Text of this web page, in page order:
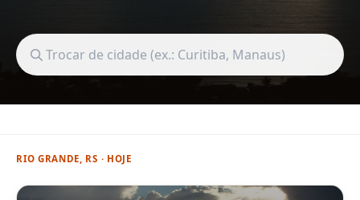
Buscar cidade
RIO GRANDE, RS · HOJE